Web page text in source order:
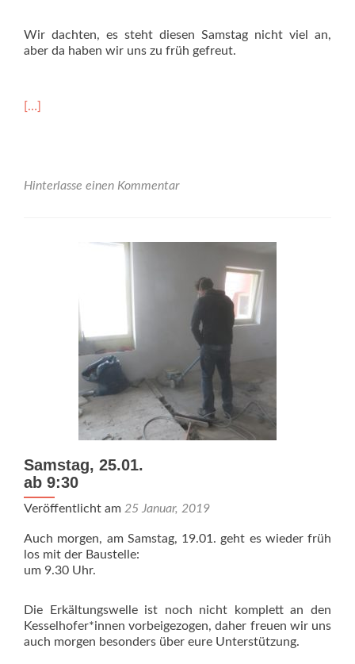
Wir dachten, es steht diesen Samstag nicht viel an,
aber da haben wir uns zu früh gefreut.
Read
<br>ab
[…]
Hinterlasse einen Kommentar
Samstag, 25.01.
ab 9:30
Veröffentlicht am 25 Januar, 2019
Auch morgen, am Samstag, 19.01. geht es wieder früh
los mit der Baustelle:
um 9.30 Uhr.
Die Erkältungswelle ist noch nicht komplett an den
Kesselhofer*innen vorbeigezogen, daher freuen wir uns
auch morgen besonders über eure Unterstützung.